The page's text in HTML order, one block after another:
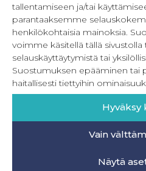
tallentamiseen ja/tai
parantaaksemme
henkilökohtaisia mainoksia.
voimme käsitellä tällä sivustolla
selauskäyttäytymistä tai
Suostumuksen epääminen tai
haitallisesti tiettyihin
Hyväksy
Vain
Näytä
Metrivetoketjun käyttö
Metrivetoketjun lukon
Onnistu joustavien vaatteiden
Laakasauman ompelu
Jujunan ompelubingo heinä-
Retkeilyhousujen materiaalit ja